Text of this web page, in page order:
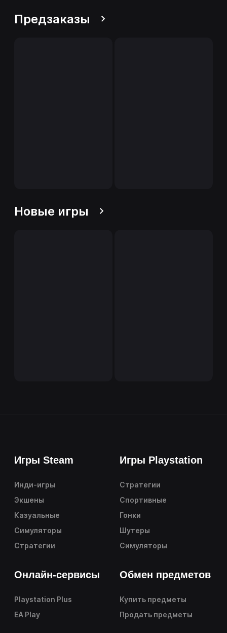
Предзаказы
Новые игры
Игры Steam
Инди-игры
Экшены
Казуальные
Симуляторы
Стратегии
Игры Playstation
Стратегии
Спортивные
Гонки
Шутеры
Симуляторы
Онлайн-сервисы
Playstation Plus
EA Play
Обмен предметов
Купить предметы
Продать предметы